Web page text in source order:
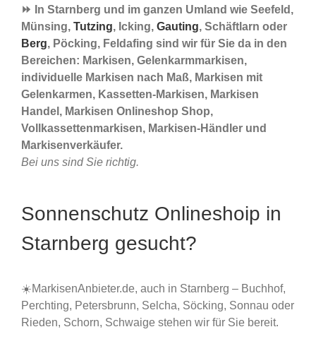
⏩ In Starnberg und im ganzen Umland wie Seefeld,
Münsing, Tutzing, Icking, Gauting, Schäftlarn oder
Berg, Pöcking, Feldafing sind wir für Sie da in den
Bereichen: Markisen, Gelenkarmmarkisen,
individuelle Markisen nach Maß, Markisen mit
Gelenkarmen, Kassetten-Markisen, Markisen
Handel, Markisen Onlineshop Shop,
Vollkassettenmarkisen, Markisen-Händler und
Markisenverkäufer.
Bei uns sind Sie richtig.
Sonnenschutz Onlineshoip in
Starnberg gesucht?
☀️MarkisenAnbieter.de, auch in Starnberg – Buchhof,
Perchting, Petersbrunn, Selcha, Söcking, Sonnau oder
Rieden, Schorn, Schwaige stehen wir für Sie bereit.